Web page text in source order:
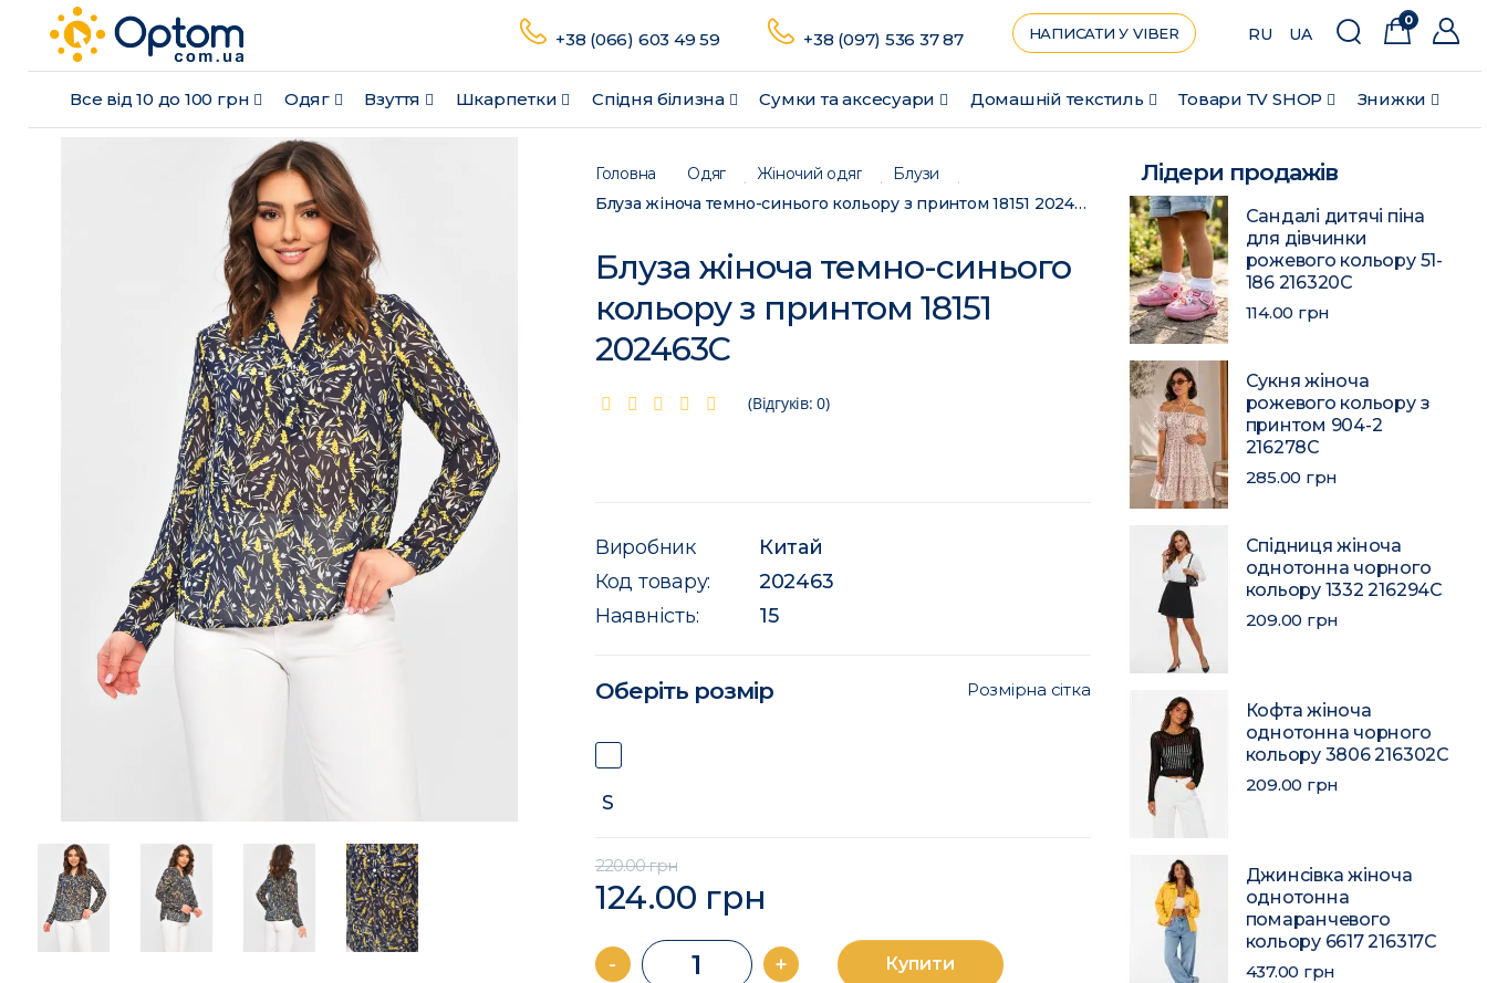
Все від 10 до 100 грн Одяг Взуття Шкарпетки Спідня білизна Сумки та аксесуари Домашній текстиль Товари ТV SHOP Знижки
+38 (066) 603 49 59 +38 (097) 536 37 87 НАПИСАТИ У VIBER RU UA
0
Головна Одяг Жіночий одяг
Блузи
Блуза жіноча темно-синього кольору з принтом 18151 202463C
Блуза жіноча темно-синього
кольору з принтом 18151
202463C
(Відгуків: 0)
Виробник
Китай
Код товару:
202463
Наявність:
15
Оберіть розмір Розмірна сітка
S
220.00 грн
124.00 грн
- + Купити
Лідери продажів
Сандалі дитячі піна
для дівчинки
рожевого кольору 51-
186 216320C
114.00 грн
Сукня жіноча
рожевого кольору з
принтом 904-2
216278C
285.00 грн
Спідниця жіноча
однотонна чорного
кольору 1332 216294C
209.00 грн
Кофта жіноча
однотонна чорного
кольору 3806 216302C
209.00 грн
Джинсівка жіноча
однотонна
помаранчевого
кольору 6617 216317C
437.00 грн